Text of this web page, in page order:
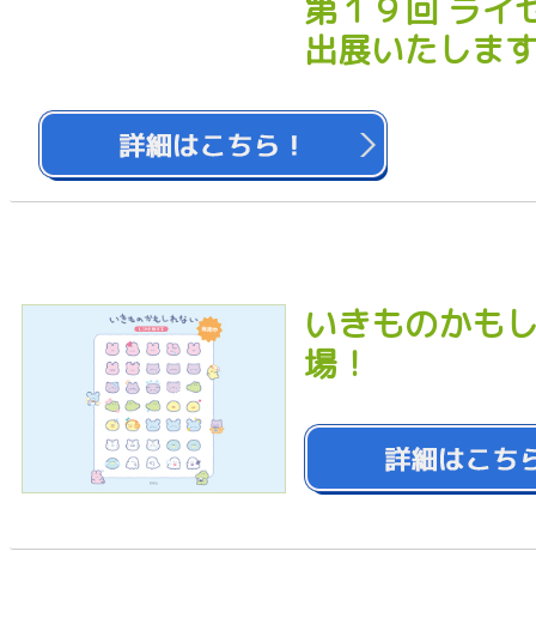
第１９回 ライ
出展いたしま
いきものかも
場！